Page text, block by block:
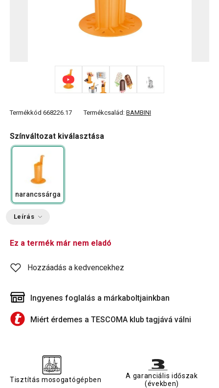
Termékkód 668226.17 Termékcsalád: BAMBINI
Színváltozat kiválasztása
narancssárga
Leírás
Ez a termék már nem eladó
Hozzáadás a kedvencekhez
Ingyenes foglalás a márkaboltjainkban
Miért érdemes a TESCOMA klub tagjává válni
Tisztítás mosogatógépben
A garanciális időszak
(években)